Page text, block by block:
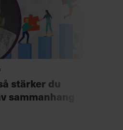
stärker du
sammanhang